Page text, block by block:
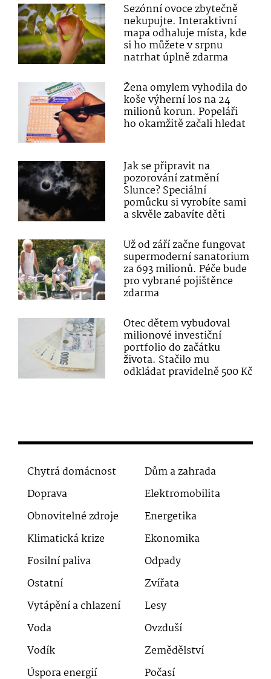
Sezónní ovoce zbytečně
nekupujte. Interaktivní
mapa odhaluje místa, kde
si ho můžete v srpnu
natrhat úplně zdarma
Žena omylem vyhodila do
koše výherní los na 24
milionů korun. Popeláři
ho okamžitě začali hledat
Jak se připravit na
pozorování zatmění
Slunce? Speciální
pomůcku si vyrobíte sami
a skvěle zabavíte děti
Už od září začne fungovat
supermoderní sanatorium
za 693 milionů. Péče bude
pro vybrané pojištěnce
zdarma
Otec dětem vybudoval
milionové investiční
portfolio do začátku
života. Stačilo mu
odkládat pravidelně 500 Kč
Chytrá domácnost
Dům a zahrada
Doprava
Elektromobilita
Obnovitelné zdroje
Energetika
Klimatická krize
Ekonomika
Fosilní paliva
Odpady
Ostatní
Zvířata
Vytápění a chlazení
Lesy
Voda
Ovzduší
Vodík
Zemědělství
Úspora energií
Počasí